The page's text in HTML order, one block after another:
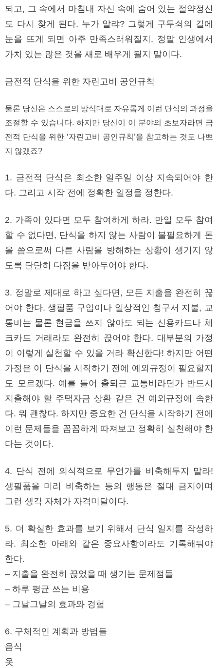
되고, 그 속에서 마침내 자신 속에 숨어 있는 절약정신
도 다시 찾게 된다. 누가 알랴? 그렇게 구두쇠의 길에
눈을 뜨게 되면 아주 만족스러워질지. 정말 인생에서
가치 있는 많은 것을 새로 배우게 될지 말이다.
금전적 단식을 위한 자린고비 공인규칙
물론 당신은 스스로의 방식대로 자유롭게 이런 단식의 과정을
조절할 수 있습니다. 하지만 당신이 이 분야의 초보자라면 금
전적 단식을 위한 ‘자린고비 공인규칙’을 참고하는 것도 나쁘
지 않겠죠?
1. 금전적 단식은 최소한 일주일 이상 지속되어야 한
다. 그리고 시작 전에 정확한 일정을 정한다.
2. 가족이 있다면 모두 참여하게 하라. 만일 모두 참여
할 수 없다면, 단식을 하지 않는 사람이 불필요하게 돈
을 씀으로써 다른 사람을 방해하는 상황이 생기지 않
도록 단단히 다짐을 받아두어야 한다.
3. 정말로 제대로 하고 싶다면, 모든 지출을 완전히 끊
어야 한다. 생필품 구입이나 일상적인 청구서 지불, 교
통비는 물론 현금을 쓰지 않아도 되는 신용카드나 체
크카드 거래라도 완전히 끊어야 한다. 대부분의 가정
이 이렇게 실천할 수 있을 거라 확신한다! 하지만 어떤
가정은 이 단식을 시작하기 전에 예외규정이 필요할지
도 모르겠다. 예를 들어 출퇴근 교통비라던가 반드시
지출해야 할 주택자금 상환 같은 건 예외규정에 속한
다. 뭐 괜찮다. 하지만 중요한 건 단식을 시작하기 전에
이런 문제들을 꼼꼼하게 따져보고 정확히 실천해야 한
다는 것이다.
4. 단식 전에 의식적으로 무언가를 비축해두지 말라!
생필품을 미리 비축하는 등의 행동은 절대 금지이며
그런 생각 자체가 자격미달이다.
5. 더 확실한 효과를 보기 위해서 단식 일지를 작성하
라. 최소한 아래와 같은 중요사항이라도 기록해둬야
한다.
– 지출을 완전히 끊었을 때 생기는 문제점들
– 하루 평균 쓰는 비용
– 그날그날의 효과와 경험
6. 구체적인 계획과 방법들
음식
옷